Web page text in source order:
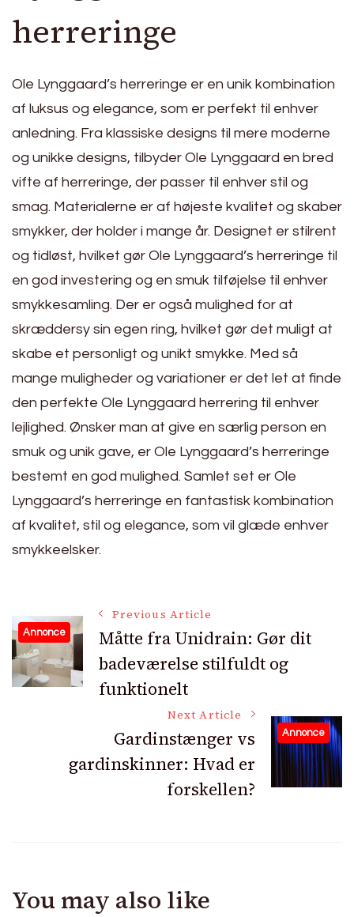
herreringe
Ole Lynggaard’s herreringe er en unik kombination
af luksus og elegance, som er perfekt til enhver
anledning. Fra klassiske designs til mere moderne
og unikke designs, tilbyder Ole Lynggaard en bred
vifte af herreringe, der passer til enhver stil og
smag. Materialerne er af højeste kvalitet og skaber
smykker, der holder i mange år. Designet er stilrent
og tidløst, hvilket gør Ole Lynggaard’s herreringe til
en god investering og en smuk tilføjelse til enhver
smykkesamling. Der er også mulighed for at
skræddersy sin egen ring, hvilket gør det muligt at
skabe et personligt og unikt smykke. Med så
mange muligheder og variationer er det let at finde
den perfekte Ole Lynggaard herrering til enhver
lejlighed. Ønsker man at give en særlig person en
smuk og unik gave, er Ole Lynggaard’s herreringe
bestemt en god mulighed. Samlet set er Ole
Lynggaard’s herreringe en fantastisk kombination
af kvalitet, stil og elegance, som vil glæde enhver
smykkeelsker.
Post
Navigation
Annonce
Previous Article
Måtte fra Unidrain: Gør dit
badeværelse stilfuldt og
funktionelt
Annonce
Next Article
Gardinstænger vs
gardinskinner: Hvad er
forskellen?
You may also like